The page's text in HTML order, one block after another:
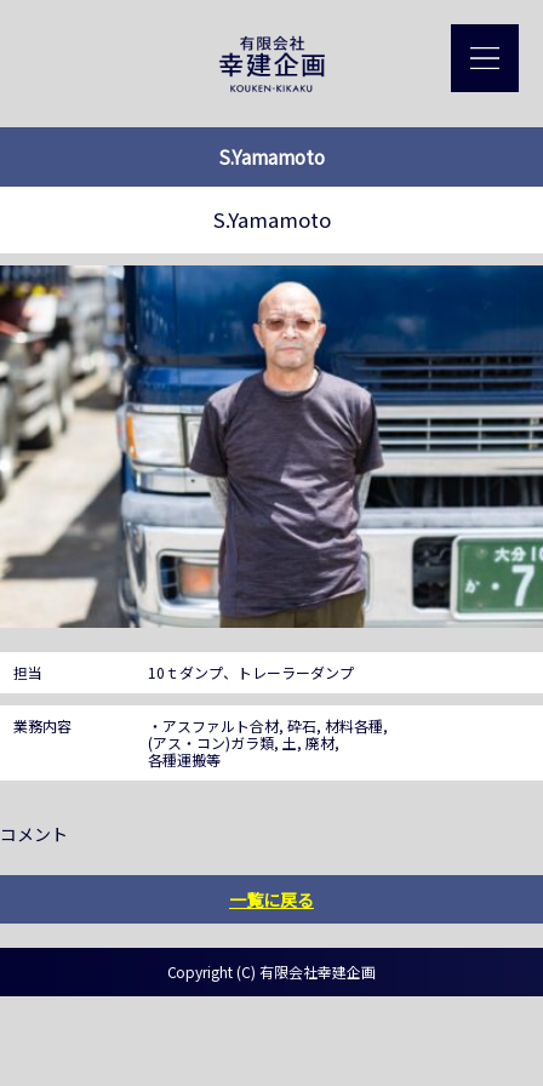
S.Yamamoto
S.Yamamoto
担当 10ｔダンプ、トレーラーダンプ
業務内容
・アスファルト合材, 砕石, 材料各種,
(アス・コン)ガラ類, 土, 廃材,
各種運搬等
コメント
一覧に戻る
Copyright (C) 有限会社幸建企画